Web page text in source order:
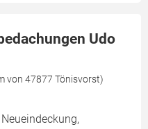
Udo
von 47877 Tönisvorst)